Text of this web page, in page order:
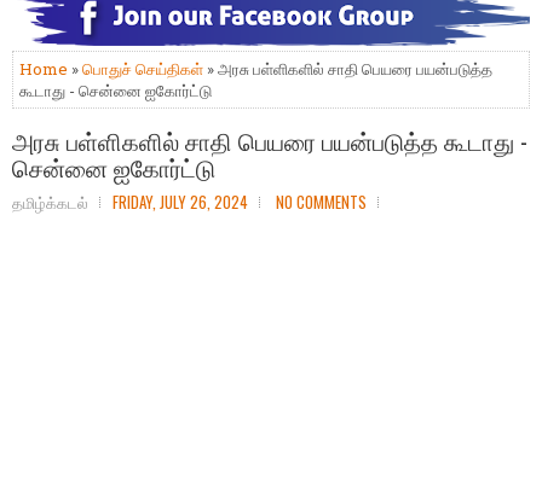
Home »பொதுச் செய்திகள் » அரசு பள்ளிகளில் சாதி பெயரை பயன்படுத்த
கூடாது - சென்னை ஐகோர்ட்டு
அரசு பள்ளிகளில் சாதி பெயரை பயன்படுத்த கூடாது -
சென்னை ஐகோர்ட்டு
தமிழ்க்கடல் FRIDAY, JULY 26, 2024 NO COMMENTS